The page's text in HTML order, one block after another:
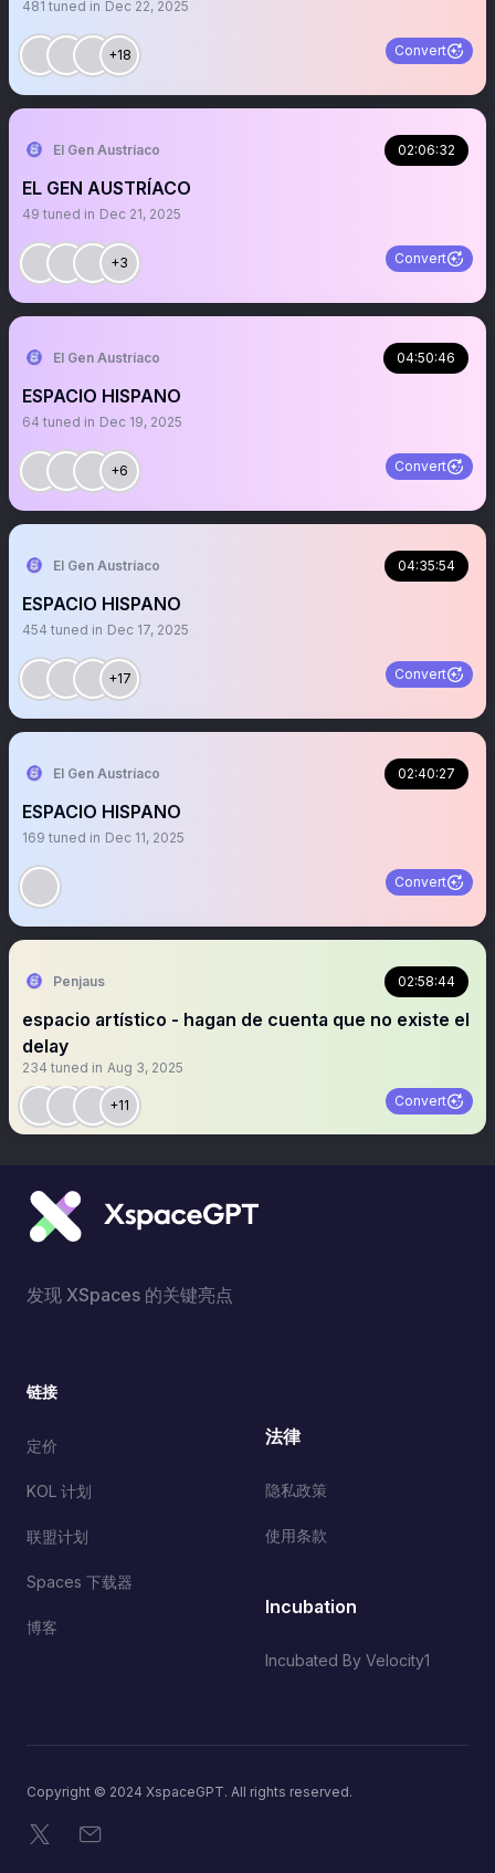
481 tuned in Dec 22, 2025
+18 Convert
El Gen Austríaco 02:06:32
EL GEN AUSTRÍACO
49 tuned in Dec 21, 2025
+3 Convert
El Gen Austríaco 04:50:46
ESPACIO HISPANO
64 tuned in Dec 19, 2025
+6 Convert
El Gen Austríaco 04:35:54
ESPACIO HISPANO
454 tuned in Dec 17, 2025
+17 Convert
El Gen Austríaco 02:40:27
ESPACIO HISPANO
169 tuned in Dec 11, 2025
Convert
Penjaus 02:58:44
espacio artístico - hagan de cuenta que no existe el
delay
234 tuned in Aug 3, 2025
+11 Convert
发现 XSpaces 的关键亮点
链接
定价
KOL 计划
联盟计划
Spaces 下载器
博客
法律
隐私政策
使用条款
Incubation
Incubated By Velocity1
Copyright © 2024 XspaceGPT. All rights reserved.
X 电子邮件